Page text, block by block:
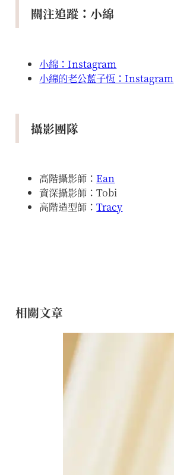
關注追蹤：小綿
小綿：Instagram
小綿的老公藍子恆：Instagram
攝影團隊
高階攝影師： Ean
資深攝影師：Tobi
高階造型師：Tracy
相關文章